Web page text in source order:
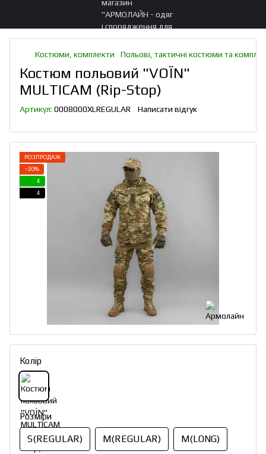
Костюми, комплекти Польові, тактичні костюми та
Костюм польовий "VOЇN"
MULTICAM (Rip-Stop)
Артикул: 0008000XLREGULAR Написати відгук
РОЗПРОДАЖ
−30%
4
4
Колір
Розміри
S(REGULAR) M(REGULAR) M(LONG)